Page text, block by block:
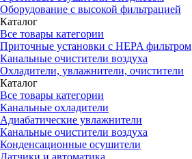
Оборудование с высокой фильтрацией
Каталог
Все товары категории
Приточные установки c HEPA фильтром
Канальные очистители воздуха
Охладители, увлажнители, очистители
Каталог
Все товары категории
Канальные охладители
Адиабатические увлажнители
Канальные очистители воздуха
Конденсационные осушители
Датчики и автоматика